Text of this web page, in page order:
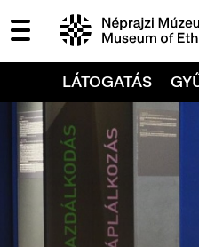
LÁTOGATÁS